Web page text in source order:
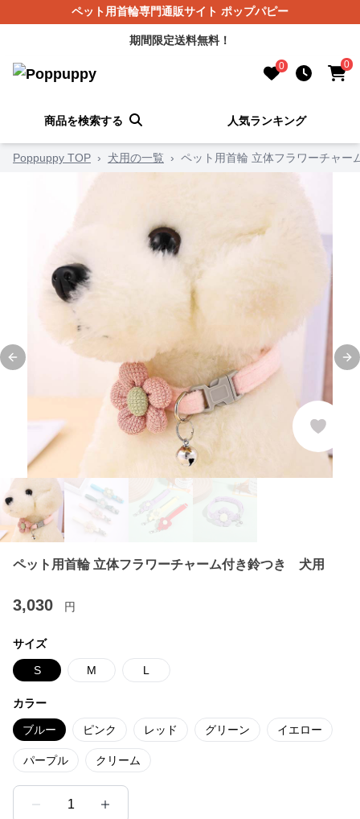
ペット用首輪専門通販サイト ポップパピー
期間限定送料無料！
0 0
商品を検索する 人気ランキング
Poppuppy TOP › 犬用の一覧 › ペット用首輪 立体フラワーチャ
Previous slide
ペット用首輪 立体フラワーチャーム付き鈴つき 犬用
3,030 円
サイズ
S M L
カラー
ブルー ピンク レッド グリーン イエロー
パープル クリーム
1